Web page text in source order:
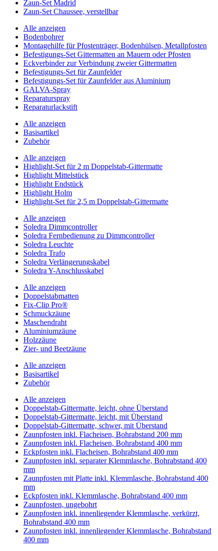
Zaun-Set Madrid
Zaun-Set Chaussee, verstellbar
Alle anzeigen
Bodenbohrer
Montagehilfe für Pfostenträger, Bodenhülsen, Metallpfosten
Befestigungs-Set Gittermatten an Mauern oder Pfosten
Eckverbinder zur Verbindung zweier Gittermatten
Befestigungs-Set für Zaunfelder
Befestigungs-Set für Zaunfelder aus Aluminium
GALVA-Spray
Reparaturspray
Reparaturlackstift
Alle anzeigen
Basisartikel
Zubehör
Alle anzeigen
Highlight-Set für 2 m Doppelstab-Gittermatte
Highlight Mittelstück
Highlight Endstück
Highlight Holm
Highlight-Set für 2,5 m Doppelstab-Gittermatte
Alle anzeigen
Soledra Dimmcontroller
Soledra Fernbedienung zu Dimmcontroller
Soledra Leuchte
Soledra Trafo
Soledra Verlängerungskabel
Soledra Y-Anschlusskabel
Alle anzeigen
Doppelstabmatten
Fix-Clip Pro®
Schmuckzäune
Maschendraht
Aluminiumzäune
Holzzäune
Zier- und Beetzäune
Alle anzeigen
Basisartikel
Zubehör
Alle anzeigen
Doppelstab-Gittermatte, leicht, ohne Überstand
Doppelstab-Gittermatte, leicht, mit Überstand
Doppelstab-Gittermatte, schwer, mit Überstand
Zaunpfosten inkl. Flacheisen, Bohrabstand 200 mm
Zaunpfosten inkl. Flacheisen, Bohrabstand 400 mm
Eckpfosten inkl. Flacheisen, Bohrabstand 400 mm
Zaunpfosten inkl. separater Klemmlasche, Bohrabstand 400
mm
Zaunpfosten mit Platte inkl. Klemmlasche, Bohrabstand 400
mm
Eckpfosten inkl. Klemmlasche, Bohrabstand 400 mm
Zaunpfosten, ungebohrt
Zaunpfosten inkl. innenliegender Klemmlasche, verkürzt,
Bohrabstand 400 mm
Zaunpfosten inkl. innenliegender Klemmlasche, Bohrabstand
400 mm